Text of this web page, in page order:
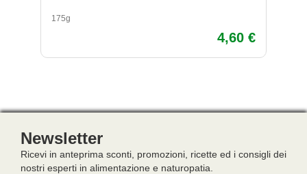
175g
4,60 €
Newsletter
Ricevi in anteprima sconti, promozioni, ricette ed i consigli dei
nostri esperti in alimentazione e naturopatia.